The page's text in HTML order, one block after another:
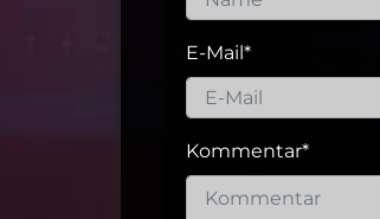
E-Mail *
Kommentar*